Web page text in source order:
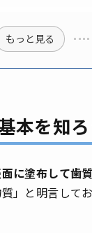
もっと見る
本を知ろ
に塗布して歯
」と明言して